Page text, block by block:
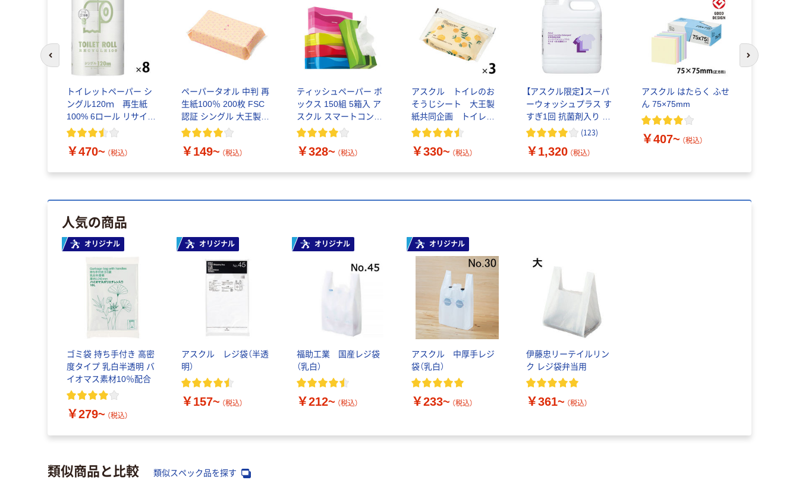
トイレットペーパー シ
ングル120ｍ 再生紙
100% 6ロール リサイク
ル100 芯あり FSC認
￥470~ （税込）
ペーパータオル 中判 再
生紙100％ 200枚 FSC
認証 シングル 大王製紙
共同企画 オリジナル
￥149~ （税込）
ティッシュペーパー ボ
ックス 150組 5箱入 ア
スクル スマートコンパ
クト ビビッド PEFC認
￥328~ （税込）
アスクル トイレのお
そうじシート 大王製
紙共同企画 トイレク
リーナー トイレシー
￥330~ （税込）
【アスクル限定】スーパ
ーウォッシュプラス す
すぎ1回 抗菌剤入り 業
務用衣料用洗剤 4L オリ
(123)
￥1,320 （税込）
アスクル はたらく ふせ
ん 75×75mm
￥407~ （税込）
前のスライドへ 次のスライド
人気の商品
オリジナル
ゴミ袋 持ち手付き 高密
度タイプ 乳白半透明 バ
イオマス素材10％配合
￥279~ （税込）
オリジナル
アスクル レジ袋（半透
明）
￥157~ （税込）
オリジナル
福助工業 国産レジ袋
（乳白）
￥212~ （税込）
オリジナル
アスクル 中厚手レジ
袋（乳白）
￥233~ （税込）
伊藤忠リーテイルリン
ク レジ袋弁当用
￥361~ （税込）
類似商品と比較 類似スペック品を探す